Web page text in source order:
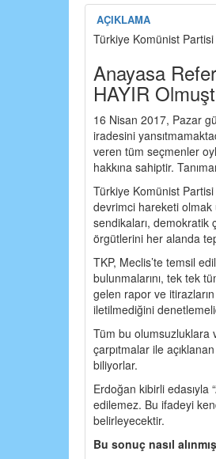
AÇIKLAMA
Türkiye Komünist Partisi
Anayasa
HAYIR
16 Nisan 2017, Pazar
iradesini
veren tüm seçmenler
hakkına sahiptir.
Türkiye Komünist Partisi
devrimci hareketi
sendikaları,
örgütlerini her alanda
TKP, Meclis’te temsil
bulunmalarını, tek tek
gelen rapor ve itirazların
iletilmediğini
Tüm bu olumsuzluklara
çarpıtmalar ile
biliyorlar.
Erdoğan kibirli edasıyla
edilemez. Bu ifadeyi
belirleyecektir.
Bu sonuç nasıl